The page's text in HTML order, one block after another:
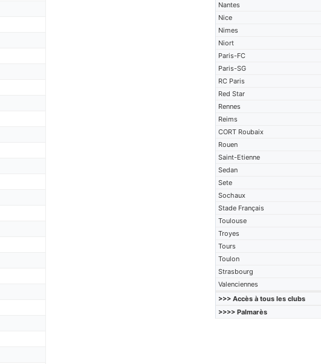
Nantes
Nice
Nimes
Niort
Paris-FC
Paris-SG
RC Paris
Red Star
Rennes
Reims
CORT Roubaix
Rouen
Saint-Etienne
Sedan
Sete
Sochaux
Stade Français
Toulouse
Troyes
Tours
Toulon
Strasbourg
Valenciennes
>>> Accès à tous les clubs
>>>> Palmarès